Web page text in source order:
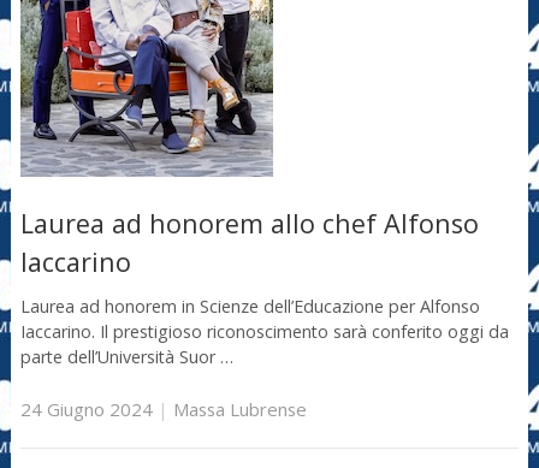
Laurea ad honorem allo chef Alfonso
Iaccarino
Laurea ad honorem in Scienze dell’Educazione per Alfonso
Iaccarino. Il prestigioso riconoscimento sarà conferito oggi da
parte dell’Università Suor …
24 Giugno 2024| Massa Lubrense